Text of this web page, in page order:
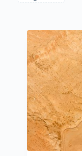
Items list results